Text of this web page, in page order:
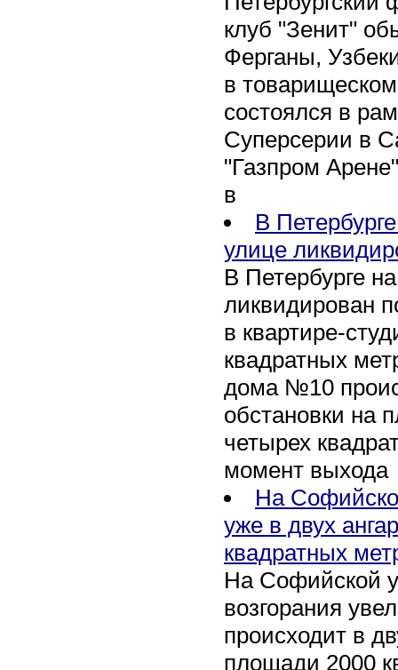
клуб "Зенит"
Ферганы,
в
состоялся в
Суперсерии в
"Газпром
в
В
улице
В Петербурге
ликвидирован
в квартире-
квадратных
дома №10
обстановки на
четырех
момент выхода
На
уже в двух
квадратных
На Софийской
возгорания
происходит в
площади 2000